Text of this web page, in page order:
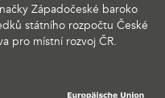
Západočeské baroko
státního rozpočtu České
pro místní rozvoj ČR.